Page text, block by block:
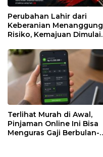
Perubahan Lahir dari
Keberanian Menanggung
Risiko, Kemajuan Dimulai
Terlihat Murah di Awal,
Pinjaman Online Ini Bisa
Menguras Gaji Berbulan-